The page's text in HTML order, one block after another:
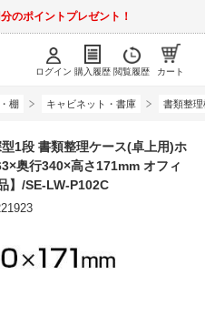
のポイントプレゼント！
ログイン 購入履歴 閲覧履歴 カート
棚 キャビネット・書庫 書類整
1段 書類整理ケース(卓上用)ホ
奥行340×高さ171mm オフィ
】/SE-LW-P102C